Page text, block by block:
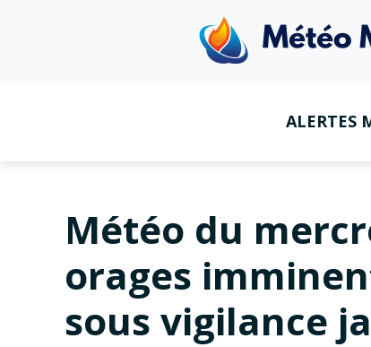
ALERTES
Météo du
orages
sous vigilance